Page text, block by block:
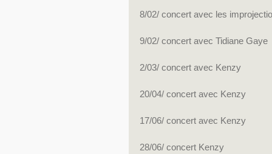
8/02/ concert avec les
9/02/ concert avec Tidiane Gaye
2/03/ concert avec Kenzy
20/04/ concert avec Kenzy
17/06/ concert avec Kenzy
28/06/ concert Kenzy